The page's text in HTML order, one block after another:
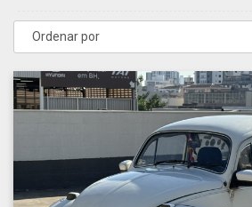
Ordenar por